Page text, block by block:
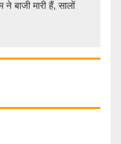
बाजी मारी हैं, सालों